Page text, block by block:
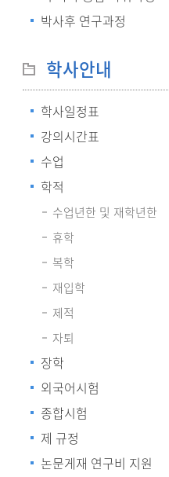
박사후 연구과정
학사안내
학사일정표
강의시간표
수업
학적
수업년한 및 재학년한
휴학
복학
재입학
제적
자퇴
장학
외국어시험
종합시험
제 규정
논문게재 연구비 지원